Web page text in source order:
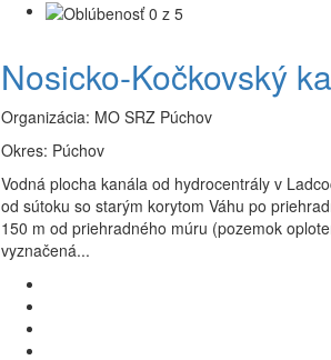
Nosicko-Kočkovský
Organizácia: MO SRZ Púchov
Okres: Púchov
Vodná plocha kanála od hydrocentrály v
od sútoku so starým korytom Váhu po
150 m od priehradného múru (pozemok
vyznačená...